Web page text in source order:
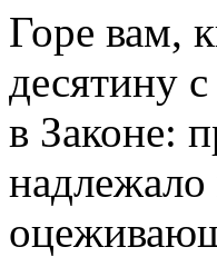
Горе вам,
десятину
в Законе: